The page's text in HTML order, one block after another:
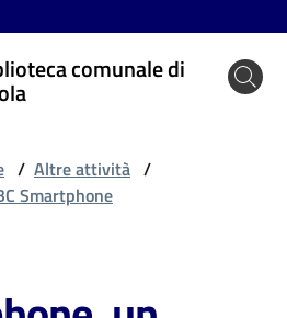
comunale di
/ Altre attività /
Smartphone